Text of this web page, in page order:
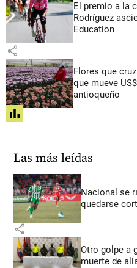
El premio a la
Rodríguez
Education
share
Flores que
que mueve
antioqueño
share
Las más leídas
Nacional se
quedarse
share
Otro golpe a
muerte de